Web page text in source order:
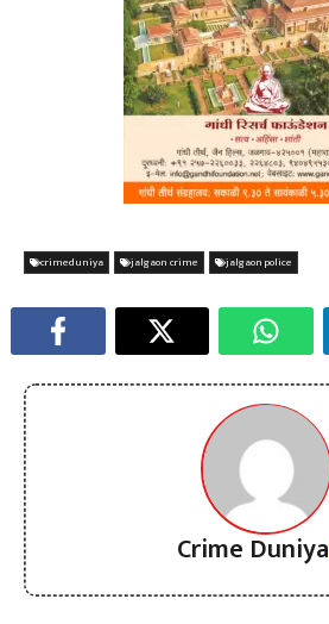
crimeduniya jalgaon crime jalgaon police
Crime Duniya